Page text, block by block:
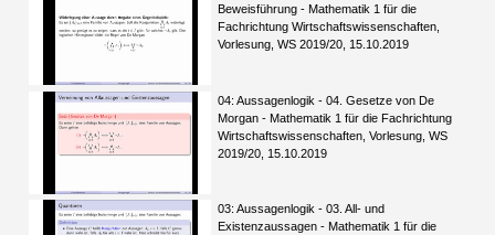
Beweisführung - Mathematik 1 für die
Fachrichtung Wirtschaftswissenschaften,
Vorlesung, WS 2019/20, 15.10.2019
04: Aussagenlogik - 04. Gesetze von De
Morgan - Mathematik 1 für die Fachrichtung
Wirtschaftswissenschaften, Vorlesung, WS
2019/20, 15.10.2019
03: Aussagenlogik - 03. All- und
Existenzaussagen - Mathematik 1 für die